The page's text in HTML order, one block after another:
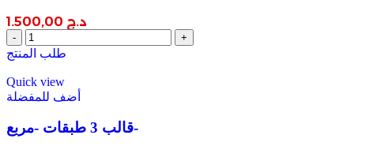
د.ج
قالب
الشمعدان
طلب المنتج
Quick view
أضف للمفضلة
قالب 3 طبقات -مربع-